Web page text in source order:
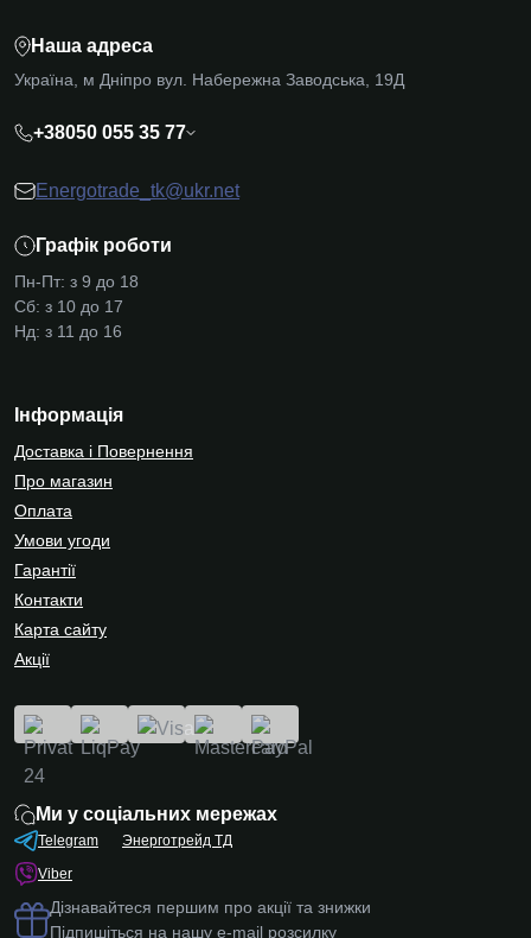
Наша адреса
Україна, м Дніпро вул. Набережна Заводська, 19Д
+38050 055 35 77
Energotrade_tk@ukr.net
Графік роботи
Пн-Пт: з 9 до 18
Сб: з 10 до 17
Нд: з 11 до 16
Інформація
Доставка і Повернення
Про магазин
Оплата
Умови угоди
Гарантії
Контакти
Карта сайту
Акції
Ми у соціальних мережах
Telegram
Viber
Энерготрейд ТД
Дізнавайтеся першим про акції та знижки
Підпишіться на нашу e-mail розсилку